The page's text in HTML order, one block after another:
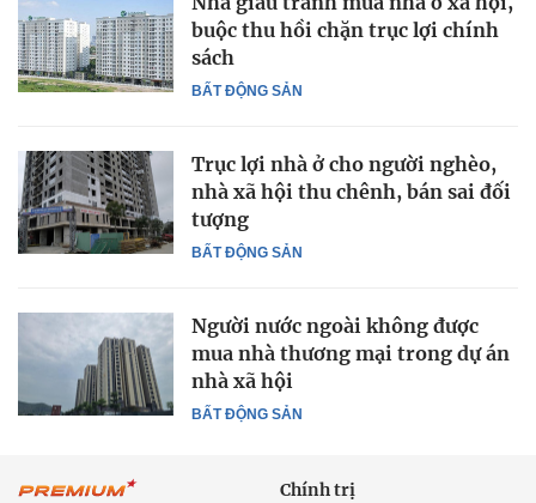
BẤT ĐỘNG SẢN
buộc thu hồi chặn trục lợi chính
sách
BẤT ĐỘNG SẢN
Trục lợi nhà ở cho người nghèo,
nhà xã hội thu chênh, bán sai đối
tượng
BẤT ĐỘNG SẢN
Người nước ngoài không được
mua nhà thương mại trong dự án
nhà xã hội
Chính trị